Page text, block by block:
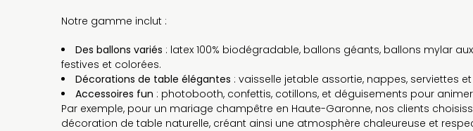
Notre gamme inclut :
Des ballons variés : latex 100% biodégradable, ballons géants, ballons mylar
festives et colorées.
Décorations de table élégantes : vaisselle jetable assortie, nappes, serviettes
Accessoires fun : photobooth, confettis, cotillons, et déguisements pour
Par exemple, pour un mariage champêtre en Haute-Garonne, nos clients
décoration de table naturelle, créant ainsi une atmosphère chaleureuse et